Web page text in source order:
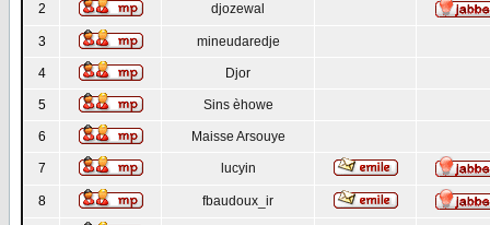
2 djozewal
3 mineudaredje
4 Djor
5 Sins èhowe
6 Maisse Arsouye
7 lucyin
8 fbaudoux_ir